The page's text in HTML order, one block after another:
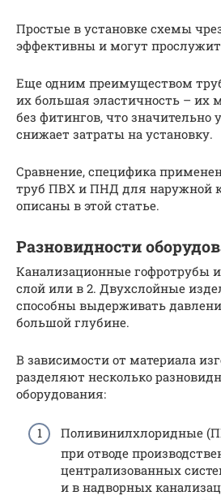
Простые в установке схемы
эффективны и могут
Еще одним преимуществом
их большая эластичность – их
без фитингов, что значительно
снижает затраты на установку.
Сравнение, специфика
труб ПВХ и ПНД для наружной
описаны в этой статье.
Разновидности
Канализационные гофротрубы
слой или в 2. Двухслойные
способны выдерживать
большой глубине.
В зависимости от материала
разделяют несколько
оборудования:
Поливинилхлоридные
при отводе
централизованных
и в надворных